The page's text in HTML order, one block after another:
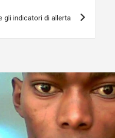
gli indicatori di allerta